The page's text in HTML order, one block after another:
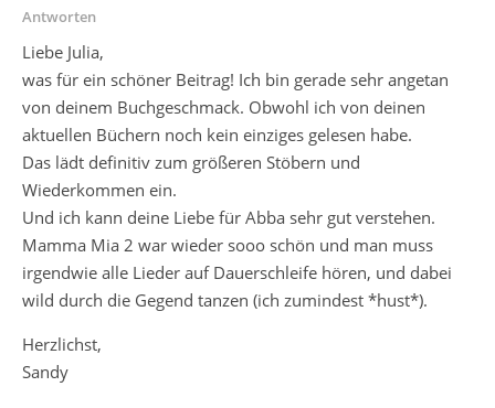
Antworten
Liebe Julia,
was für ein schöner Beitrag! Ich bin gerade sehr angetan
von deinem Buchgeschmack. Obwohl ich von deinen
aktuellen Büchern noch kein einziges gelesen habe.
Das lädt definitiv zum größeren Stöbern und
Wiederkommen ein.
Und ich kann deine Liebe für Abba sehr gut verstehen.
Mamma Mia 2 war wieder sooo schön und man muss
irgendwie alle Lieder auf Dauerschleife hören, und dabei
wild durch die Gegend tanzen (ich zumindest *hust*).
Herzlichst,
Sandy